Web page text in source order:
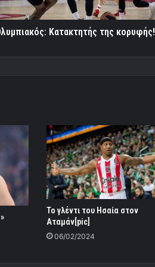
Κατακτητής της κορυφής!
Το γλέντι του Ησαία στον
Αταμάν[pic]
06/02/2024